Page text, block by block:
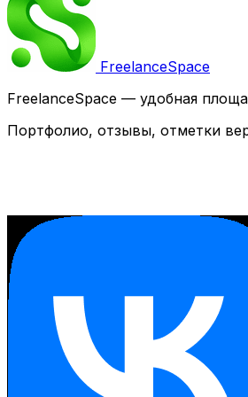
FreelanceSpace
FreelanceSpace — удобная
Портфолио, отзывы, отметки